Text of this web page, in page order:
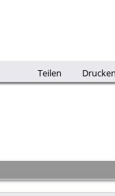
Teilen Drucken